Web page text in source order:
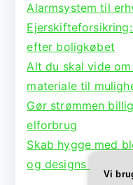
Alarmsystem til
efter boligkøbet
Alt du skal vide
materiale til
Gør strømmen
elforbrug
Skab hygge med
og designs til
Vi